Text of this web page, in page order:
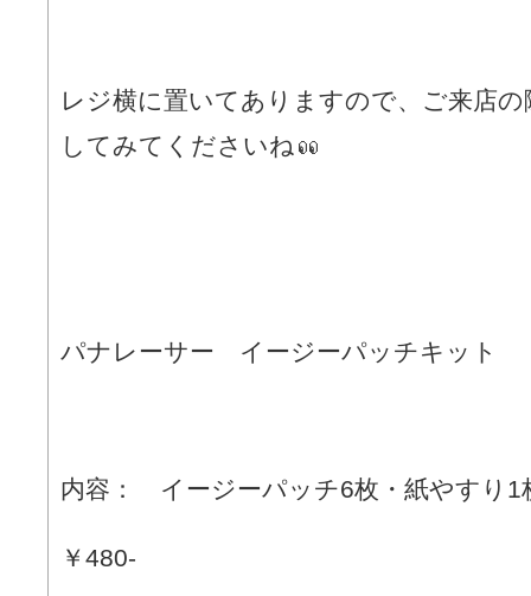
レジ横に置いてありますので、ご来店
してみてくださいね
パナレーサー イージーパッチキット
内容： イージーパッチ6枚・紙やすり1
￥480-